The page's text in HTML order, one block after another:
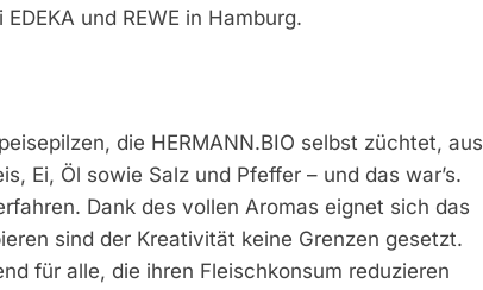
und REWE in Hamburg.
die HERMANN.BIO selbst züchtet, aus
Ei, Öl sowie Salz und Pfeffer – und das war’s.
Dank des vollen Aromas eignet sich das
sind der Kreativität keine Grenzen gesetzt.
für alle, die ihren Fleischkonsum reduzieren